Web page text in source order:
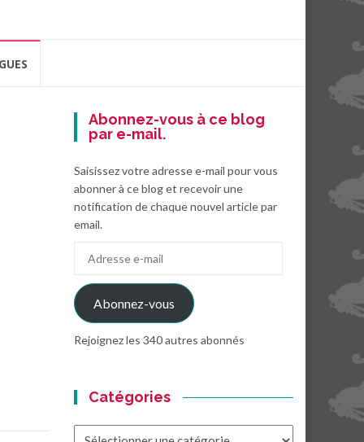
Abonnez-vous à ce blog
par e-mail.
Saisissez votre adresse e-mail pour vous
abonner à ce blog et recevoir une
notification de chaque nouvel article par
email.
mail
Abonnez-vous
Rejoignez les 340 autres abonnés
Catégories